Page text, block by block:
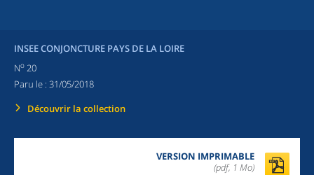
INSEE CONJONCTURE PAYS DE LA LOIRE
No 20
Paru le : 31/05/2018
Découvrir la collection
VERSION IMPRIMABLE
(pdf, 1 Mo)